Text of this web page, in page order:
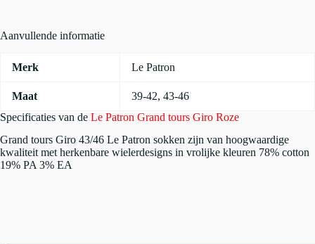
Specificaties van de Le Patron Grand tours Giro Roze
Grand tours Giro 43/46 Le Patron sokken zijn van hoogwaardige
kwaliteit met herkenbare wielerdesigns in vrolijke kleuren 78% cotton
19% PA 3% EA
Aanvullende informatie
Merk Le Patron
Maat 39-42, 43-46